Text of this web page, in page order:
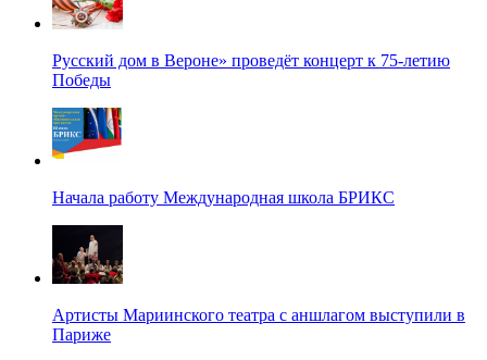
Русский дом в Вероне» проведёт концерт к 75-летию
Победы
Начала работу Международная школа БРИКС
Артисты Мариинского театра с аншлагом выступили в
Париже